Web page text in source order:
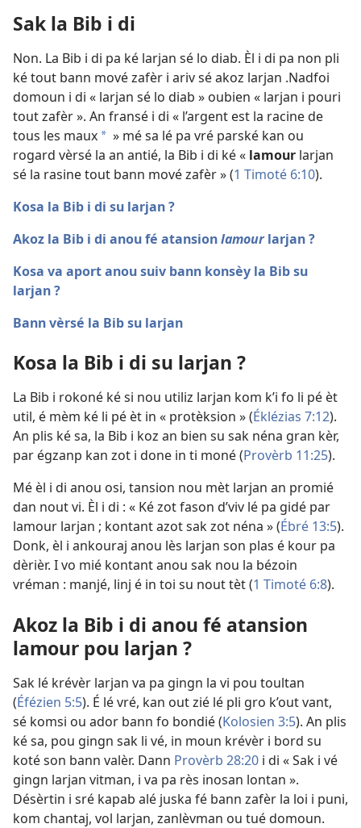
Sak la Bib i di
Non. La Bib i di pa ké larjan sé lo diab. Èl i di pa non pli
ké tout bann mové zafèr i ariv sé akoz larjan .Nadfoi
domoun i di « larjan sé lo diab » oubien « larjan i pouri
tout zafèr ». An fransé i di « l’argent est la racine de
tous les maux a » mé sa lé pa vré parské kan ou
rogard vèrsé la an antié, la Bib i di ké « lamour larjan
sé la rasine tout bann mové zafèr » (1 Timoté 6:10).
Kosa la Bib i di su larjan ?
Akoz la Bib i di anou fé atansionlamourlarjan ?
Kosa va aport anou suiv bann konsèy la Bib su
larjan ?
Bann vèrsé la Bib su larjan
Kosa la Bib i di su larjan ?
La Bib i rokoné ké si nou utiliz larjan kom k’i fo li pé èt
util, é mèm ké li pé èt in « protèksion » (Éklézias 7:12).
An plis ké sa, la Bib i koz an bien su sak néna gran kèr,
par égzanp kan zot i done in ti moné (Provèrb 11:25).
Mé èl i di anou osi, tansion nou mèt larjan an promié
dan nout vi. Èl i di : « Ké zot fason d’viv lé pa gidé par
lamour larjan ; kontant azot sak zot néna » (Ébré 13:5).
Donk, èl i ankouraj anou lès larjan son plas é kour pa
dèrièr. I vo mié kontant anou sak nou la bézoin
vréman : manjé, linj é in toi su nout tèt (1 Timoté 6:8).
Akoz la Bib i di anou fé atansion
lamour pou larjan ?
Sak lé krévèr larjan va pa gingn la vi pou toultan
(Éfézien 5:5). É lé vré, kan out zié lé pli gro k’out vant,
sé komsi ou ador bann fo bondié (Kolosien 3:5). An plis
ké sa, pou gingn sak li vé, in moun krévèr i bord su
koté son bann valèr. Dann Provèrb 28:20 i di « Sak i vé
gingn larjan vitman, i va pa rès inosan lontan ».
Désèrtin i sré kapab alé juska fé bann zafèr la loi i puni,
kom chantaj, vol larjan, zanlèvman ou tué domoun.